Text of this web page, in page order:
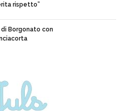
rispetto”
Borgonato con